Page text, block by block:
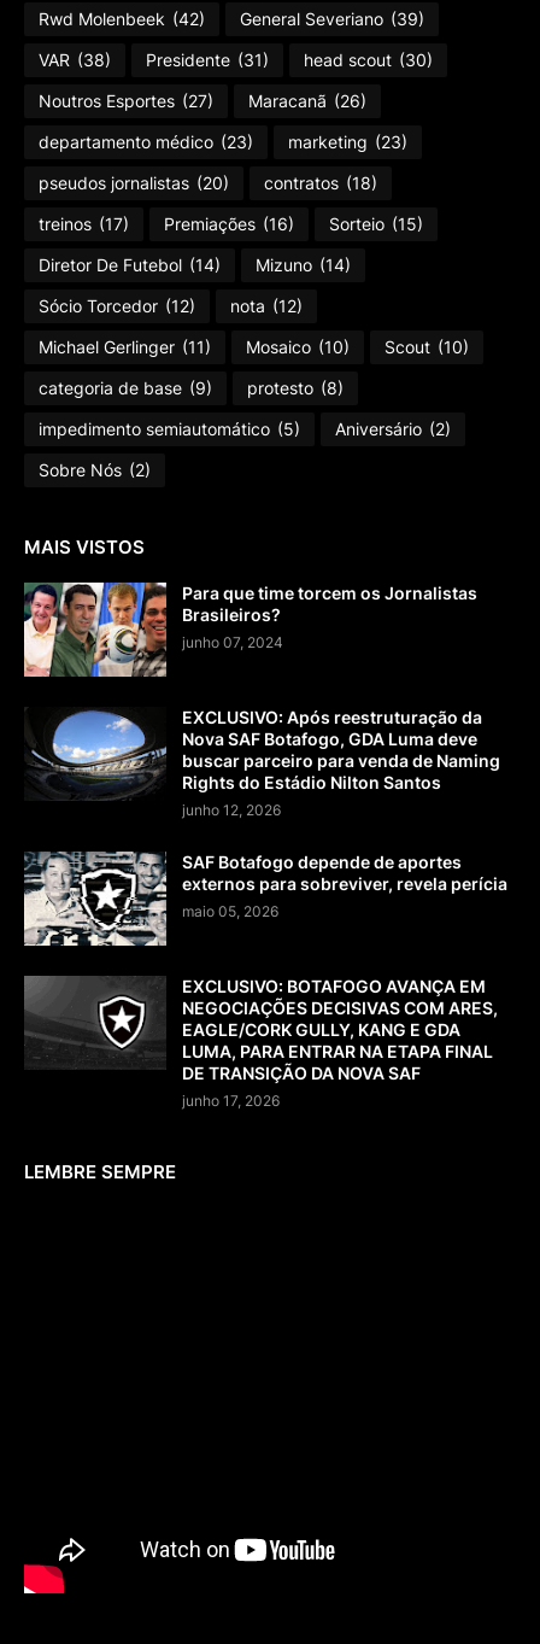
Rwd Molenbeek (42) General Severiano (39)
VAR (38) Presidente (31) head scout (30)
Noutros Esportes (27) Maracanã (26)
departamento médico (23) marketing (23)
pseudos jornalistas (20) contratos (18)
treinos (17) Premiações (16) Sorteio (15)
Diretor De Futebol (14) Mizuno (14)
Sócio Torcedor (12) nota (12)
Michael Gerlinger (11) Mosaico (10) Scout (10)
categoria de base (9) protesto (8)
impedimento semiautomático (5) Aniversário (2)
Sobre Nós (2)
MAIS VISTOS
Para que time torcem os Jornalistas
Brasileiros?
junho 07, 2024
EXCLUSIVO: Após reestruturação da
Nova SAF Botafogo, GDA Luma deve
buscar parceiro para venda de Naming
Rights do Estádio Nilton Santos
junho 12, 2026
SAF Botafogo depende de aportes
externos para sobreviver, revela perícia
maio 05, 2026
EXCLUSIVO: BOTAFOGO AVANÇA EM
NEGOCIAÇÕES DECISIVAS COM ARES,
EAGLE/CORK GULLY, KANG E GDA
LUMA, PARA ENTRAR NA ETAPA FINAL
DE TRANSIÇÃO DA NOVA SAF
junho 17, 2026
LEMBRE SEMPRE